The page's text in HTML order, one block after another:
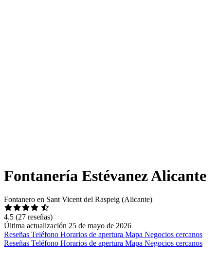
Fontanería Estévanez Alicante
Fontanero en Sant Vicent del Raspeig (Alicante)
4.5 (27 reseñas)
Última actualización 25 de mayo de 2026
Reseñas Teléfono Horarios de apertura Mapa Negocios cercanos
Reseñas Teléfono Horarios de apertura Mapa Negocios cercanos